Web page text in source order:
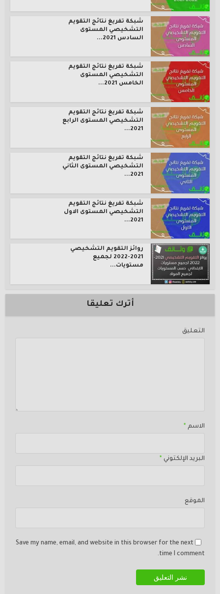
شبكة تفريغ نتائج التقويم
التشخيصي المستوى
السادس 2021...
شبكة تفريغ نتائج التقويم
التشخيصي المستوى
الخامس 2021...
شبكة تفريغ نتائج التقويم
التشخيصي المستوى الرابع
2021...
شبكة تفريغ نتائج التقويم
التشخيصي المستوى الثاني
2021...
شبكة تفريغ نتائج التقويم
التشخيصي المستوى الاول
2021...
روائز التقويم التشخيصي
2021-2022 لجميع
مستويات...
أترك تعليقا
التعليق
الاسم *
البريد الإلكتوني *
الموقع
Save my name, email, and website in this browser for the next
time I comment.